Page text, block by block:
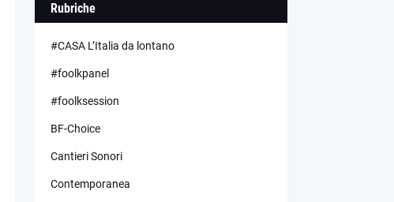
Rubriche
#CASA L’Italia da lontano
#foolkpanel
#foolksession
BF-Choice
Cantieri Sonori
Contemporanea